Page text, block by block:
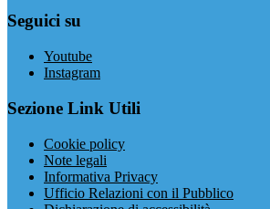
Seguici su
Youtube
Instagram
Sezione Link Utili
Cookie policy
Note legali
Informativa Privacy
Ufficio Relazioni con il Pubblico